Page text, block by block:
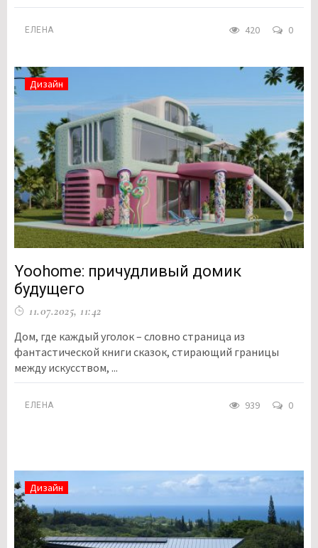
ЕЛЕНА 420 0
Дизайн
Yoohome: причудливый домик
будущего
11.07.2025, 11:42
Дом, где каждый уголок – словно страница из
фантастической книги сказок, стирающий границы
между искусством, ...
ЕЛЕНА 939 0
Дизайн